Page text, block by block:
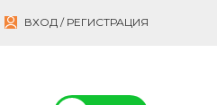
ВХОД / РЕГИСТРАЦИЯ